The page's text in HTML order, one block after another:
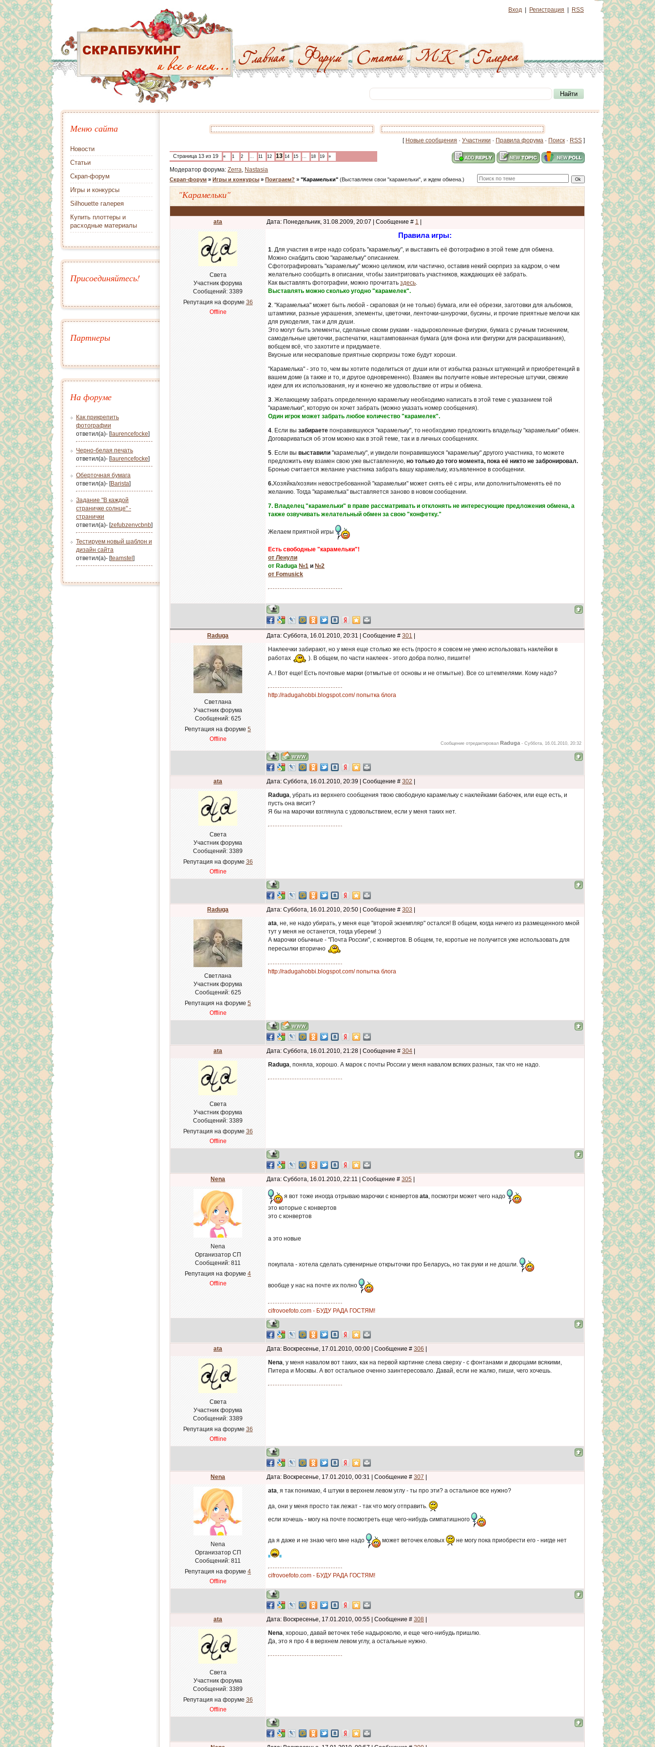
Вход Регистрация RSS
Меню сайта
Новости
Статьи
Скрап-форум
Игры и конкурсы
Silhouette галерея
Купить плоттеры и
расходные материалы
Присоединяйтесь!
Партнеры
На форуме
Как прикрепить
фотографии
ответил(а)- [laurencefocke]
Черно-белая печать
ответил(а)- [laurencefocke]
Оберточная бумага
ответил(а)- [Barista]
Задание "В каждой
страничке солнце" -
странички
ответил(а)- [zefubzenvcbnb]
Тестируем новый шаблон и
дизайн сайта
ответил(а)- [teamstel ]
[ Новые сообщения · Участники · Правила форума · Поиск · RSS ]
Страница 13 из 19 « 1 2 … 11 12 13 14 15 … 18 19 »
Модератор форума: Zerra, Nastasia
Скрап-форум » Игры и конкурсы » Поиграем? » "Карамельки" (Выставляем свои "карамельки", и ждем обмена.)
"Карамельки"
ata Дата: Понедельник, 31.08.2009, 20:07 | Сообщение # 1
Света
Участник форума
Сообщений: 3389
Репутация на форуме 36
Offline
Правила игры:
1. Для участия в игре надо собрать "карамельку", и выставить её фотографию в этой теме для обмена.
Можно снабдить свою "карамельку" описанием.
Сфотографировать "карамельку" можно целиком, или частично, оставив некий сюрприз за кадром, о чем
желательно сообщить в описании, чтобы заинтриговать участников, жаждающих её забрать.
Как выставлять фотографии, можно прочитать здесь.
Выставлять можно сколько угодно "карамелек".
2. "Карамелька" может быть любой - скраповая (и не только) бумага, или её обрезки, заготовки для альбомов,
штампики, разные украшения, элементы, цветочки, ленточки-шнурочки, бусины, и прочие приятные мелочи как
для рукоделия, так и для души.
Это могут быть элементы, сделаные своми руками - надыроколенные фигурки, бумага с ручным тиснением,
самодельные цветочки, распечатки, наштампованная бумага (для фона или фигурки для раскрашивания),
вобщем всё, что захотите и придумаете.
Вкусные или нескраповые приятные сюрпризы тоже будут хороши.
"Карамелька" - это то, чем вы хотите поделиться от души или от избытка разных штукенций и приобретенций в
вашем доме (а также и то, и другое одновременно). Взамен вы получите новые интересные штучки, свежие
идеи для их использования, ну и конечно же удовольствие от игры и обмена.
3. Желающему забрать определенную карамельку необходимо написать в этой теме с указанием той
"карамельки", которую он хочет забрать (можно указать номер сообщения).
Один игрок может забрать любое количество "карамелек".
4. Если вы забираете понравившуюся "карамельку", то необходимо предложить владельцу "карамельки" обмен.
Договариваться об этом можно как в этой теме, так и в личных сообщениях.
5. Если вы выставили "карамельку", и увидели понравившуюся "карамельку" другого участника, то можете
предложить ему взамен свою уже выставленную, но только до того момента, пока её никто не забронировал.
Бронью считается желание участника забрать вашу карамельку, изъявленное в сообщении.
6.Хозяйка/хозяин невостребованной "карамельки" может снять её с игры, или дополнить/поменять её по
желанию. Тогда "карамелька" выставляется заново в новом сообщении.
7. Владелец "карамельки" в праве рассматривать и отклонять не интересующие предложения обмена, а
также озвучивать желательный обмен за свою "конфетку."
Желаем приятной игры
Есть свободные "карамельки"!
от Ленули
от Raduga №1 и №2
от Fomusick
Raduga Дата: Суббота, 16.01.2010, 20:31 | Сообщение # 301
Cветлана
Участник форума
Сообщений: 625
Репутация на форуме 5
Offline
Наклеечки забирают, но у меня еще столько же есть (просто я совсем не умею использовать наклейки в
работах
). В общем, по части наклеек - этого добра полно, пишите!
А..! Вот еще! Есть почтовые марки (отмытые от основы и не отмытые). Все со штемпелями. Кому надо?
http://radugahobbi.blogspot.com/ попытка блога
Сообщение отредактировал Raduga - Суббота, 16.01.2010, 20:32
ata Дата: Суббота, 16.01.2010, 20:39 | Сообщение # 302
Света
Участник форума
Сообщений: 3389
Репутация на форуме 36
Offline
Raduga, убрать из верхнего сообщения твою свободную карамельку с наклейками бабочек, или еще есть, и
пусть она висит?
Я бы на марочки взглянула с удовольствием, если у меня таких нет.
Raduga Дата: Суббота, 16.01.2010, 20:50 | Сообщение # 303
Cветлана
Участник форума
Сообщений: 625
Репутация на форуме 5
Offline
ata, не, не надо убирать, у меня еще "второй экземпляр" остался! В общем, когда ничего из размещенного мной
тут у меня не останется, тогда уберем! :)
А марочки обычные - "Почта России", с конвертов. В общем, те, коротые не получится уже использовать для
пересылки вторично
http://radugahobbi.blogspot.com/ попытка блога
ata Дата: Суббота, 16.01.2010, 21:28 | Сообщение # 304
Света
Участник форума
Сообщений: 3389
Репутация на форуме 36
Offline
Raduga, поняла, хорошо. А марок с почты России у меня навалом всяких разных, так что не надо.
Nena Дата: Суббота, 16.01.2010, 22:11 | Сообщение # 305
Nena
Организатор СП
Сообщений: 811
Репутация на форуме 4
Offline
я вот тоже иногда отрываю марочки с конвертов ata , посмотри может чего надо
это которые с конвертов
это с конвертов
а это новые
покупала - хотела сделать сувенирные открыточки про Беларусь, но так руки и не дошли.
вообще у нас на почте их полно
cifrovoefoto.com - БУДУ РАДА ГОСТЯМ!
ata Дата: Воскресенье, 17.01.2010, 00:00 | Сообщение # 306
Света
Участник форума
Сообщений: 3389
Репутация на форуме 36
Offline
Nena, у меня навалом вот таких, как на первой картинке слева сверху - с фонтанами и дворцами всякими,
Питера и Москвы. А вот остальное оченно заинтересовало. Давай, если не жалко, пиши, чего хочешь.
Nena Дата: Воскресенье, 17.01.2010, 00:31 | Сообщение # 307
Nena
Организатор СП
Сообщений: 811
Репутация на форуме 4
Offline
ata, я так понимаю, 4 штуки в верхнем левом углу - ты про эти? а остальное все нужно?
да, они у меня просто так лежат - так что могу отправить.
если хочешь - могу на почте посмотреть еще чего-нибудь симпатишного
да я даже и не знаю чего мне надо может веточек еловых не могу пока приобрести его - нигде нет
cifrovoefoto.com - БУДУ РАДА ГОСТЯМ!
ata Дата: Воскресенье, 17.01.2010, 00:55 | Сообщение # 308
Света
Участник форума
Сообщений: 3389
Репутация на форуме 36
Offline
Nena, хорошо, давай веточек тебе надыроколю, и еще чего-нибудь пришлю.
Да, это я про 4 в верхнем левом углу, а остальные нужно.